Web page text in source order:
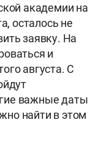
академии на
осталось не
заявку. На
и
августа. С
важные даты
найти в этом